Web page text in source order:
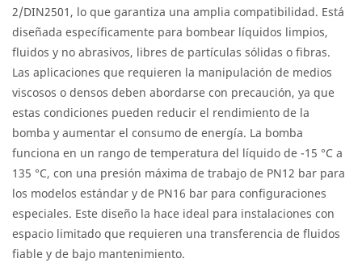
2/DIN2501, lo que garantiza una amplia compatibilidad. Está
diseñada específicamente para bombear líquidos limpios,
fluidos y no abrasivos, libres de partículas sólidas o fibras.
Las aplicaciones que requieren la manipulación de medios
viscosos o densos deben abordarse con precaución, ya que
estas condiciones pueden reducir el rendimiento de la
bomba y aumentar el consumo de energía. La bomba
funciona en un rango de temperatura del líquido de -15 °C a
135 °C, con una presión máxima de trabajo de PN12 bar para
los modelos estándar y de PN16 bar para configuraciones
especiales. Este diseño la hace ideal para instalaciones con
espacio limitado que requieren una transferencia de fluidos
fiable y de bajo mantenimiento.